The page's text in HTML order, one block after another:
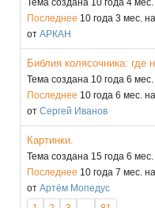
Тема создана 10 года 4
Последнее 10 года 3 мес.
от АРКАН
Библия колясочника: где
Тема создана 10 года 6
Последнее 10 года 6 мес.
от Сергей Иванов
Картинки.
Тема создана 15 года 6
Последнее 10 года 7 мес.
от Артём Мопедус